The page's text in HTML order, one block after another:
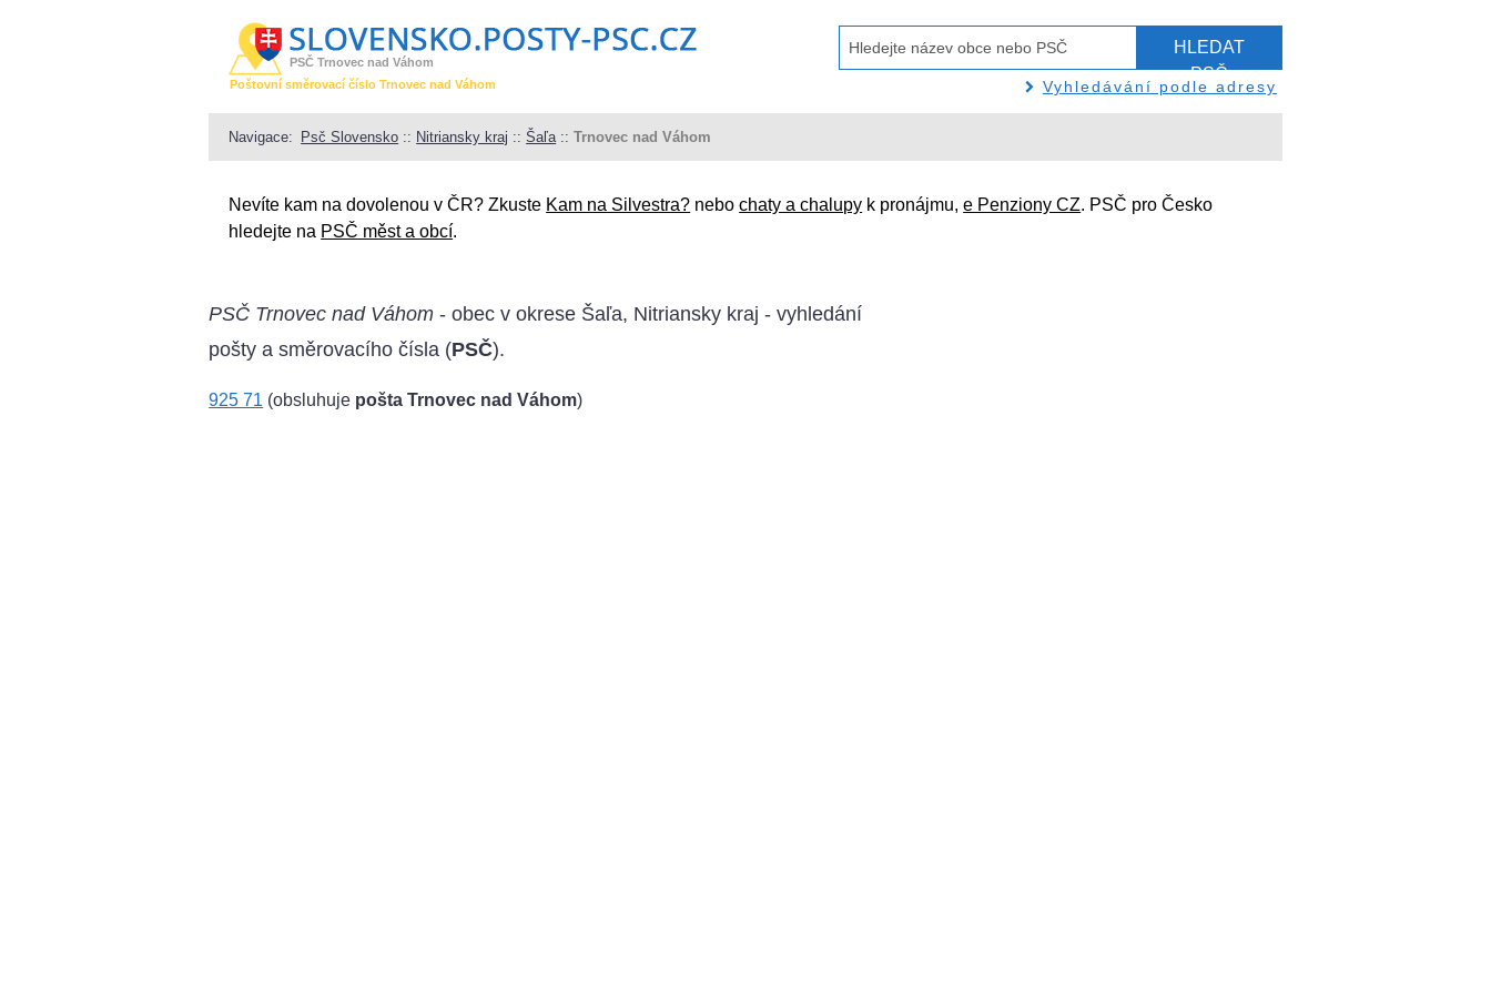
PSČ Trnovec nad Váhom
Poštovní směrovací číslo Trnovec nad Váhom
HLEDAT
PSČ
Vyhledávání podle adresy
Navigace: Psč Slovensko :: Nitriansky kraj ::Šaľa ::Trnovec nad Váhom
Nevíte kam na dovolenou v ČR? Zkuste Kam na Silvestra? nebochaty a chalupy k pronájmu,e Penziony CZ. PSČ pro Česko
hledejte na PSČ měst a obcí.
PSČ Trnovec nad Váhom - obec v okrese Šaľa, Nitriansky kraj - vyhledání
pošty a směrovacího čísla (PSČ).
925 71 (obsluhuje pošta Trnovec nad Váhom)